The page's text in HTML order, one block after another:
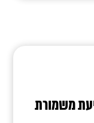
משמורת